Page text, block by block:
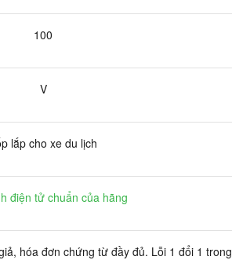
100
V
lắp cho xe du lịch
điện tử chuẩn của hãng
hóa đơn chứng từ đầy đủ. Lỗi 1 đổi 1